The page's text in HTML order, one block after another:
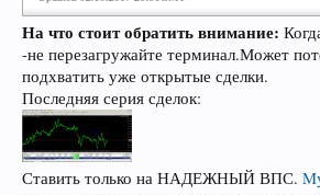
На что стоит обратить внимание:
-не перезагружайте терминал.Может
подхватить уже открытые сделки.
Последняя серия сделок:
Ставить только на НАДЕЖНЫЙ ВПС.